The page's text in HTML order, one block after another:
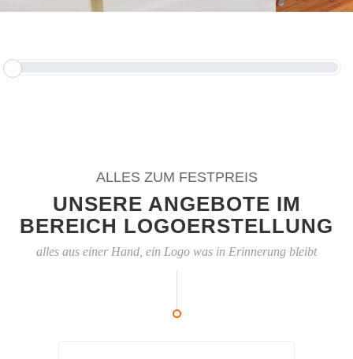
ALLES ZUM FESTPREIS
UNSERE ANGEBOTE IM
BEREICH LOGOERSTELLUNG
alles aus einer Hand, ein Logo was in Erinnerung bleibt